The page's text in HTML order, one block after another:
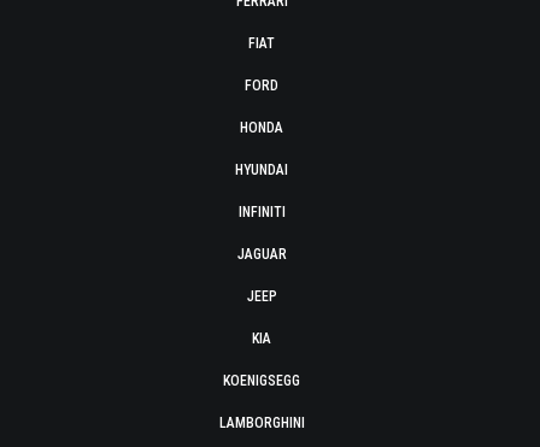
FIAT
FORD
HONDA
HYUNDAI
INFINITI
JAGUAR
JEEP
KIA
KOENIGSEGG
LAMBORGHINI